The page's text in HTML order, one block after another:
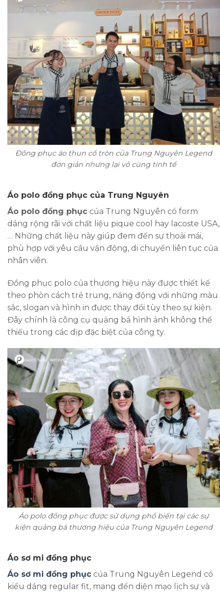
Đồng phục áo thun cổ tròn của Trung Nguyên Legend
đơn giản nhưng lại vô cùng tinh tế
Áo polo đồng phục của Trung Nguyên
Áo polo đồng phục của Trung Nguyên có form
dáng rộng rãi với chất liệu pique cool hay lacoste USA,
… Những chất liệu này giúp đem đến sự thoải mái,
phù hợp với yêu cầu vận động, di chuyển liên tục của
nhân viên.
Đồng phục polo của thương hiệu này được thiết kế
theo phòn cách trẻ trung, năng động với những màu
sắc, slogan và hình in được thay đổi tùy theo sự kiện.
Đây chính là công cụ quảng bá hình ảnh không thể
thiếu trong các dịp đặc biệt của công ty.
Áo polo đồng phục được sử dụng phổ biến tại các sự
kiện quảng bá thương hiệu của Trung Nguyên Legend
Áo sơ mi đồng phục
Áo sơ mi đồng phục của Trung Nguyên Legend có
kiểu dáng regular fit, mang đến diện mạo lịch sự và